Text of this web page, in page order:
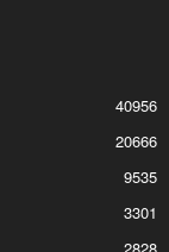
40956
20666
9535
3301
2828